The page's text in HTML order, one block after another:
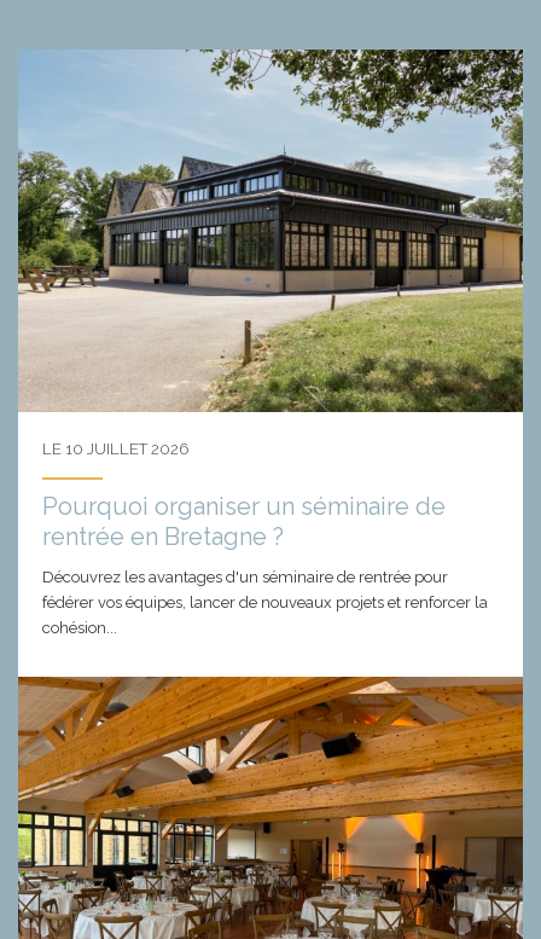
LE 10 JUILLET 2026
Pourquoi organiser un séminaire de
rentrée en Bretagne ?
Découvrez les avantages d'un séminaire de rentrée pour
fédérer vos équipes, lancer de nouveaux projets et renforcer la
cohésion...